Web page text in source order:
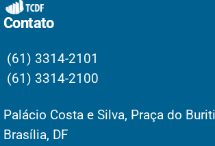
Contato
(61) 3314-2101
(61) 3314-2100
Palácio Costa e Silva, Praça do Buriti
Brasília, DF